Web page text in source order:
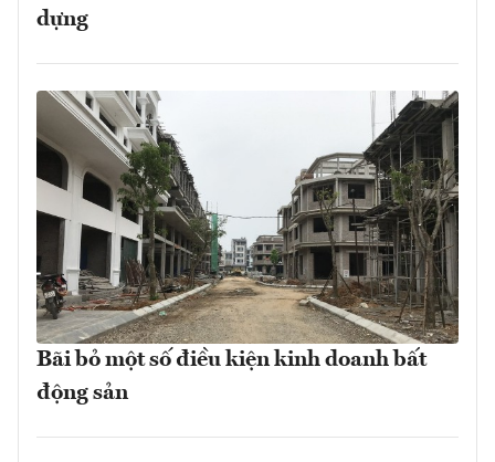
dựng
Bãi bỏ một số điều kiện kinh doanh bất
động sản